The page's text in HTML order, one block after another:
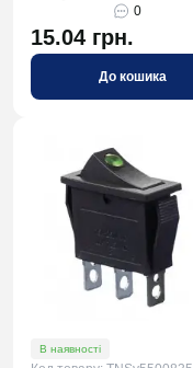
0
15.04 грн.
До кошика
В наявності